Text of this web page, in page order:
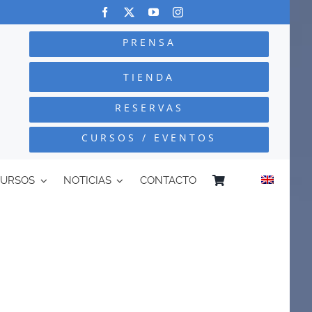
PRENSA
TIENDA
RESERVAS
CURSOS / EVENTOS
NOTICIAS CONTACTO